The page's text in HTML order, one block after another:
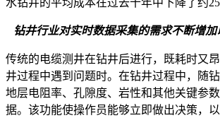
钻井行业对实时数据采集的需求不断增
传统的电缆测井在钻井后进行，既耗时又
井过程中遇到问题时。在钻井过程中，随
地层电阻率、孔隙度、岩性和其他关键参
据。该功能使操作员能够立即做出决策，以